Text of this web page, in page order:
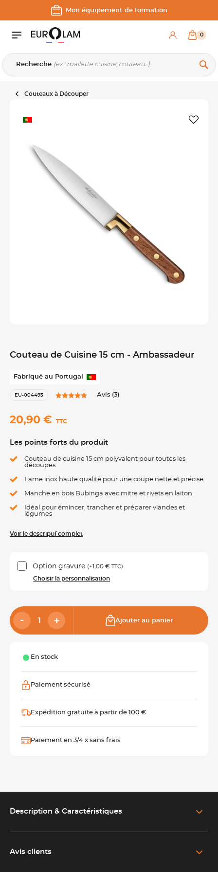
Aller au contenu
Aller à la navigation principale
Mon équipement de formation
Recherche
0
Couteaux à Découper
Couteau de Cuisine 15 cm - Ambassadeur
Fabriqué au Portugal
EU-004493 Avis (3)
20,90 € TTC
Les points forts du produit
Couteau de cuisine 15 cm polyvalent pour toutes les
découpes
Lame inox haute qualité pour une coupe nette et précise
Manche en bois Bubinga avec mitre et rivets en laiton
Idéal pour émincer, trancher et préparer viandes et
légumes
Voir le descriptif complet
Option gravure (+1,00 € TTC)
Choisir la personnalisation
Ajouter au panier
En stock
Paiement sécurisé
Expédition gratuite à partir de 100 €
Paiement en 3/4 x sans frais
Description & Caractéristiques
préparations
Avis clients